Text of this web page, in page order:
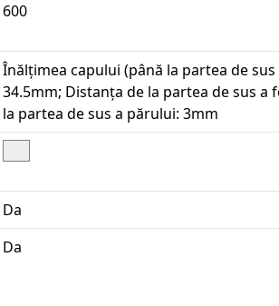
600
Înălțimea capului (până la partea de
34.5mm; Distanța de la partea de sus a
la partea de sus a părului: 3mm
Da
Da